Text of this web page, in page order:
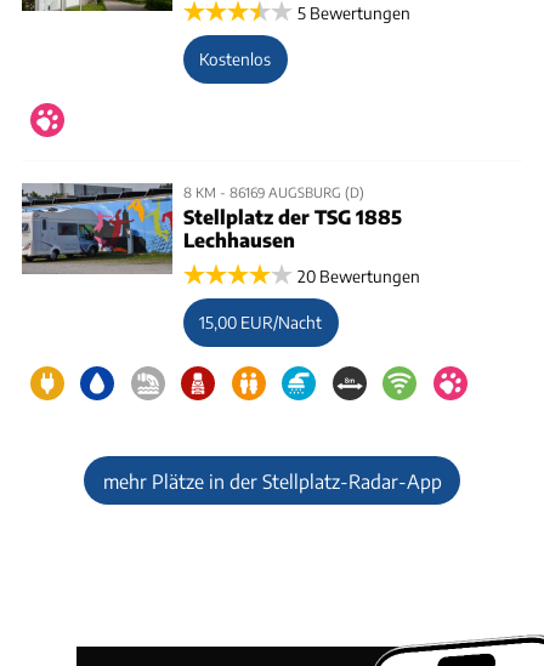
5 Bewertungen
Kostenlos
8 KM - 86169 AUGSBURG (D)
Stellplatz der TSG 1885
Lechhausen
20 Bewertungen
15,00 EUR/Nacht
mehr Plätze in der Stellplatz-Radar-App